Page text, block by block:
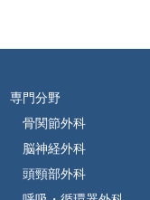
専門分野
骨関節外科
脳神経外科
頭頸部外科